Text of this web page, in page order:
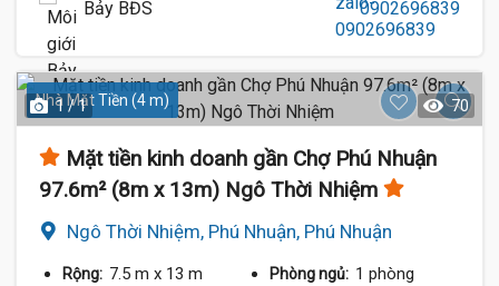
Bảy BĐS 0902696839
Nhà Mặt Tiền (4 m)
1 / 1 70
Mặt tiền kinh doanh gần Chợ Phú Nhuận
97.6m² (8m x 13m) Ngô Thời Nhiệm
Ngô Thời Nhiệm, Phú Nhuận, Phú Nhuận
Rộng: 7.5 m x 13 m Phòng ngủ: 1 phòng